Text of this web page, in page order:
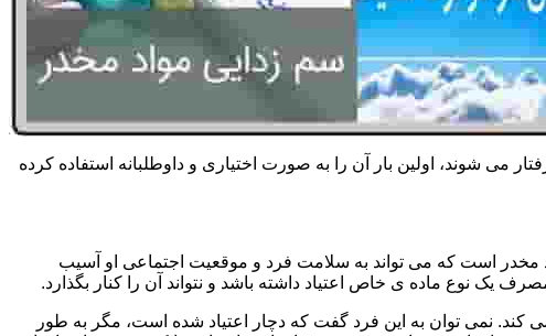
می شوند، اولین بار آن را به صورت اختیاری و داوطلبانه استفاده کرده
مخدر است که می تواند به سلامت فرد و موقعیت اجتماعی او آسیب
یک نوع ماده ی خاص اعتیاد داشته باشد و نتواند آن را کنار بگذارد.
نمی توان به این فرد گفت که دچار اعتیاد شده است، مگر به طور